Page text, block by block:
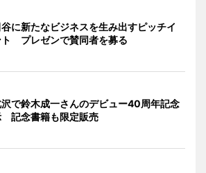
に新たなビジネスを生み出すピッチイ
ト プレゼンで賛同者を募る
で鈴木成一さんのデビュー40周年記念
記念書籍も限定販売